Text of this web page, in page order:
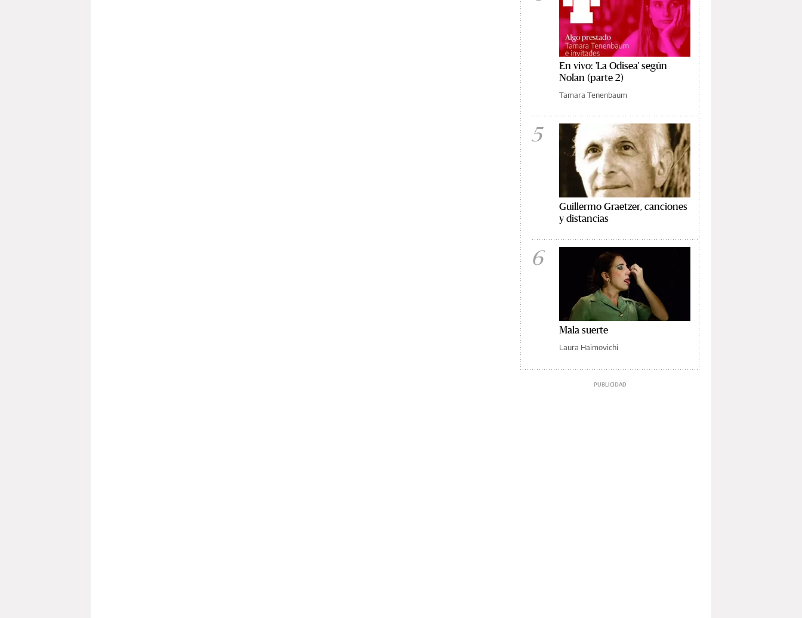
En vivo: 'La Odisea' según
Nolan (parte 2)
Tamara Tenenbaum
5
Guillermo Graetzer, canciones
y distancias
6
Mala suerte
Laura Haimovichi